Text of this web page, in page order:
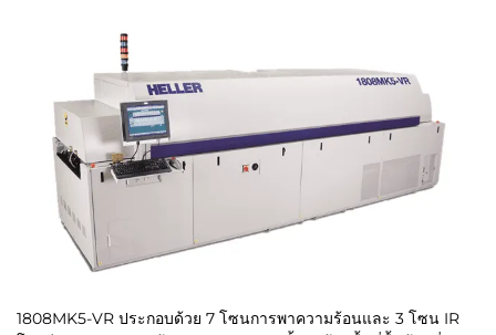
1808MK5-VR ประกอบด้วย 7 โซนการพาความร้อนและ 3 โซน IR